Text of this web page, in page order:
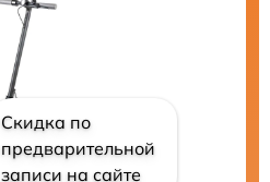
Скидка по
предварительной
записи на сайте